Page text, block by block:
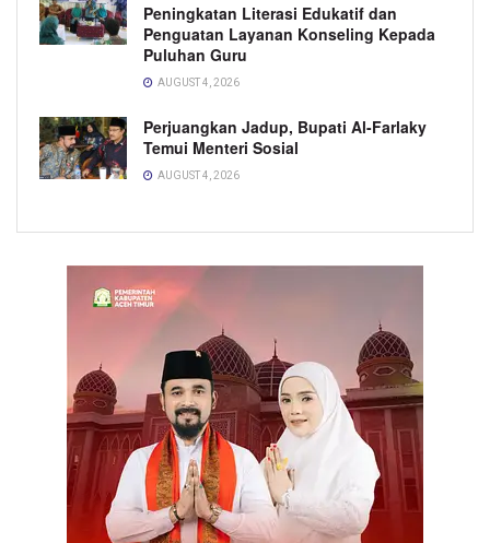
Peningkatan Literasi Edukatif dan
Penguatan Layanan Konseling Kepada
Puluhan Guru
AUGUST 4, 2026
Perjuangkan Jadup, Bupati Al-Farlaky
Temui Menteri Sosial
AUGUST 4, 2026